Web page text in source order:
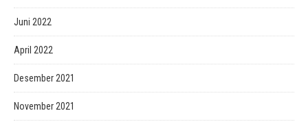
Juni 2022
April 2022
Desember 2021
November 2021